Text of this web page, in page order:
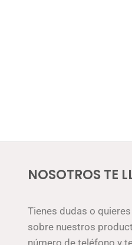
NOSOTROS TE
Tienes dudas o
sobre nuestros
número de teléfono y